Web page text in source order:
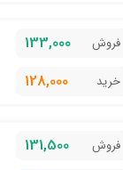
فروش 133,000
خرید 128,000
فروش 131,500